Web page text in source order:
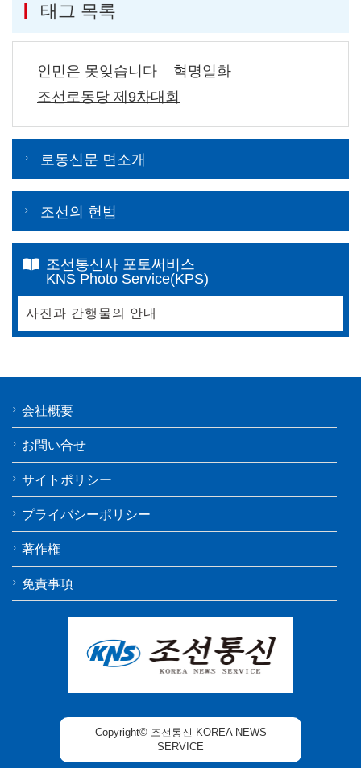
태그 목록
인민은 못잊습니다
혁명일화
조선로동당 제9차대회
로동신문 면소개
조선의 헌법
조선통신사 포토써비스
KNS Photo Service(KPS)
사진과 간행물의 안내
会社概要
お問い合せ
サイトポリシー
プライバシーポリシー
著作権
免責事項
Copyright© 조선통신 KOREA NEWS
SERVICE